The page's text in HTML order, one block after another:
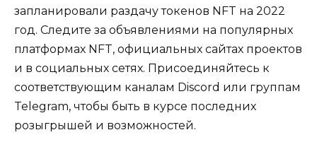
запланировали раздачу токенов NFT на 2022
год. Следите за объявлениями на популярных
платформах NFT, официальных сайтах проектов
и в социальных сетях. Присоединяйтесь к
соответствующим каналам Discord или группам
Telegram, чтобы быть в курсе последних
розыгрышей и возможностей.